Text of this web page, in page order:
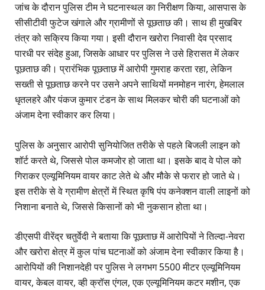
जांच के दौरान पुलिस टीम ने घटनास्थल का निरीक्षण किया, आसपास के
सीसीटीवी फुटेज खंगाले और ग्रामीणों से पूछताछ की। साथ ही मुखबिर
तंत्र को सक्रिय किया गया। इसी दौरान खरोरा निवासी देव प्रसाद
पारधी पर संदेह हुआ, जिसके आधार पर पुलिस ने उसे हिरासत में लेकर
पूछताछ की। प्रारंभिक पूछताछ में आरोपी गुमराह करता रहा, लेकिन
सख्ती से पूछताछ करने पर उसने अपने साथियों मनमोहन नारंग, हेमलाल
धृतलहरे और पंकज कुमार टंडन के साथ मिलकर चोरी की घटनाओं को
अंजाम देना स्वीकार कर लिया।
पुलिस के अनुसार आरोपी सुनियोजित तरीके से पहले बिजली लाइन को
शॉर्ट करते थे, जिससे पोल कमजोर हो जाता था। इसके बाद वे पोल को
गिराकर एल्यूमिनियम वायर काट लेते थे और मौके से फरार हो जाते थे।
इस तरीके से वे ग्रामीण क्षेत्रों में स्थित कृषि पंप कनेक्शन वाली लाइनों को
निशाना बनाते थे, जिससे किसानों को भी नुकसान होता था।
डीएसपी वीरेंद्र चतुर्वेदी ने बताया कि पूछताछ में आरोपियों ने तिल्दा-नेवरा
और खरोरा क्षेत्र में कुल पांच घटनाओं को अंजाम देना स्वीकार किया है।
आरोपियों की निशानदेही पर पुलिस ने लगभग 5500 मीटर एल्यूमिनियम
वायर, केबल वायर, व्ही क्रॉस एंगल, एक एल्यूमिनियम कटर मशीन, एक